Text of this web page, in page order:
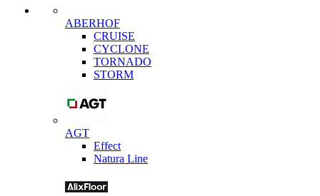
ABERHOF
CRUISE
CYCLONE
TORNADO
STORM
AGT
Effect
Natura Line